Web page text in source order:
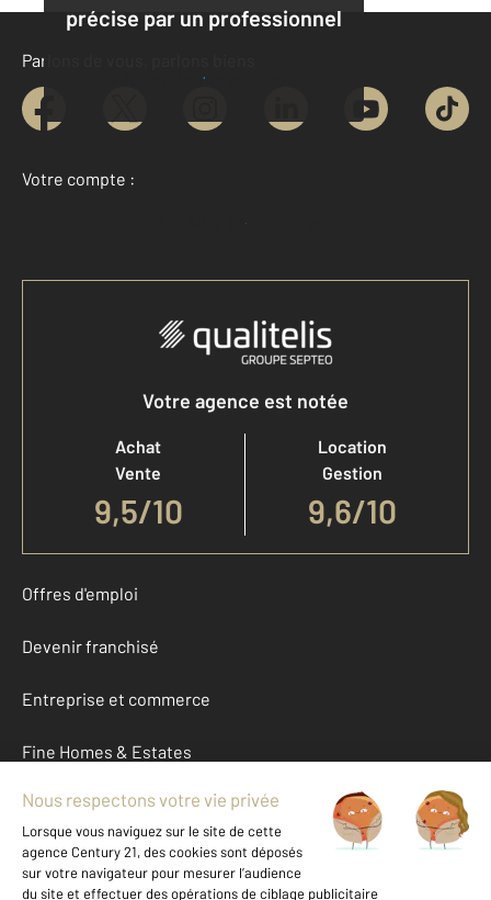
précise par un professionnel
Je demande une estimation
Parlons de vous, parlons biens
Votre compte :
Accéder à mon compte
Votre agence est notée
Achat
Vente
9,5/10
Location
Gestion
9,6/10
Offres d'emploi
Devenir franchisé
Entreprise et commerce
Fine Homes & Estates
À propos
International